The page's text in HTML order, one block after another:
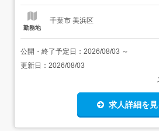
勤務地
千葉市 美浜区
公開・終了予定日： 2026/08/03 ～
更新日： 2026/08/03
求人詳細を見